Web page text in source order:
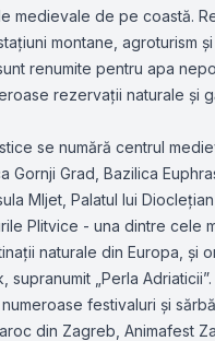
medievale de pe coastă.
montane, agroturism
renumite pentru apa
rezervații naturale și
se numără centrul
Gornji Grad, Bazilica
Mljet, Palatul lui Dioclețian
Plitvice - una dintre cele
naturale din Europa, și
supranumit „Perla Adriaticii”.
festivaluri și
din Zagreb, Animafest